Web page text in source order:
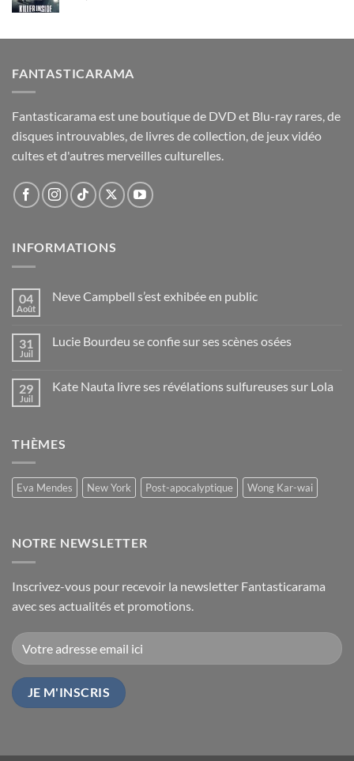
FANTASTICARAMA
Fantasticarama est une boutique de DVD et Blu-ray rares, de
disques introuvables, de livres de collection, de jeux vidéo
cultes et d'autres merveilles culturelles.
INFORMATIONS
04
Août
Neve Campbell s’est exhibée en public
31
Juil
Lucie Bourdeu se confie sur ses scènes osées
29
Juil
Kate Nauta livre ses révélations sulfureuses sur Lola
THÈMES
Eva Mendes New York Post-apocalyptique Wong Kar-wai
NOTRE NEWSLETTER
Inscrivez-vous pour recevoir la newsletter Fantasticarama
avec ses actualités et promotions.